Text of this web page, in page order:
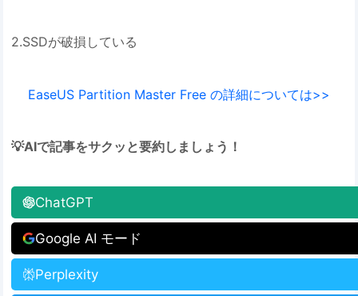
2.SSDが破損している
EaseUS Partition Master Free の詳細については>>
💡AIで記事をサクッと要約しましょう！
ChatGPT
Google AI モード
Perplexity